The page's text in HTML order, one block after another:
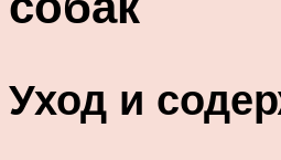
Уход и